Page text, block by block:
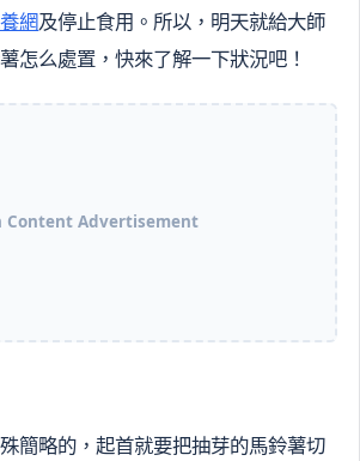
網及停止食用。所以，明天就給大師
怎么處置，快來了解一下狀況吧！
Content Advertisement
簡略的，起首就要把抽芽的馬鈴薯切